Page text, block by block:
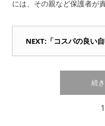
には、その親など保護者が
NEXT:「コスパの良い
続